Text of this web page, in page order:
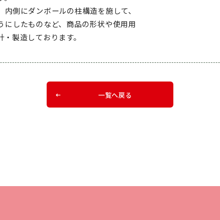
側にダンボールの柱構造を施して、
にしたものなど、商品の形状や使用⽤
製造しております。
一覧へ戻る